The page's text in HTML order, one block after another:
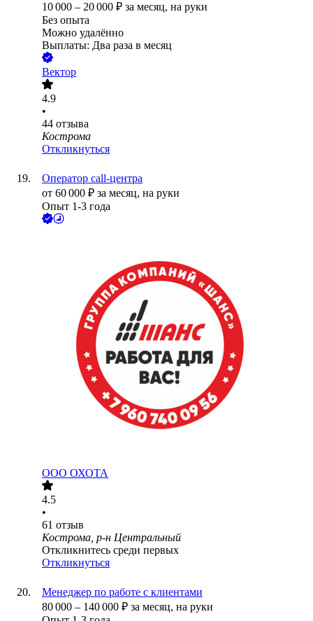
10 000 – 20 000 ₽ за месяц, на руки
Без опыта
Можно удалённо
Выплаты: Два раза в месяц
Вектор
4.9
•
44 отзыва
Кострома
Откликнуться
Оператор call-центра
от 60 000 ₽ за месяц, на руки
Опыт 1-3 года
ООО ОХОТА
4.5
•
61 отзыв
Кострома, р-н Центральный
Откликнитесь среди первых
Откликнуться
Менеджер по работе с клиентами
80 000 – 140 000 ₽ за месяц, на руки